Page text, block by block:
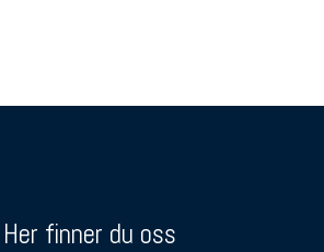
Her finner du oss